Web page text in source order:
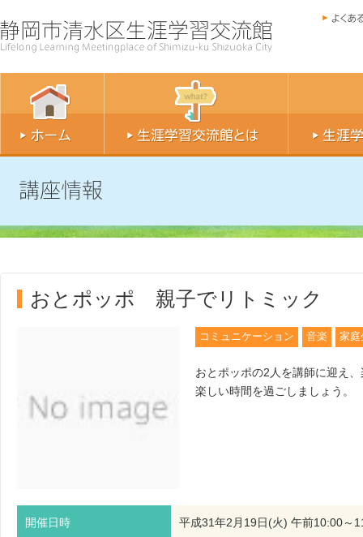
おとポッポ 親子でリトミック
コミュニケーション 音楽 家庭
おとポッポの2人を講師に迎え
楽しい時間を過ごしましょう。
開催日時 平成31年2月19日(火) 午前10:00～